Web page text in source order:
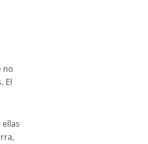
no
El
ellas